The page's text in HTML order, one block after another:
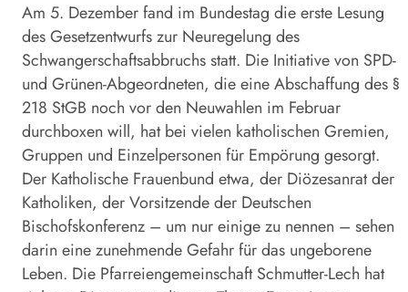
Am 5. Dezember fand im Bundestag die erste Lesung
des Gesetzentwurfs zur Neuregelung des
Schwangerschaftsabbruchs statt. Die Initiative von SPD-
und Grünen-Abgeordneten, die eine Abschaffung des §
218 StGB noch vor den Neuwahlen im Februar
durchboxen will, hat bei vielen katholischen Gremien,
Gruppen und Einzelpersonen für Empörung gesorgt.
Der Katholische Frauenbund etwa, der Diözesanrat der
Katholiken, der Vorsitzende der Deutschen
Bischofskonferenz – um nur einige zu nennen – sehen
darin eine zunehmende Gefahr für das ungeborene
Leben. Die Pfarreiengemeinschaft Schmutter-Lech hat